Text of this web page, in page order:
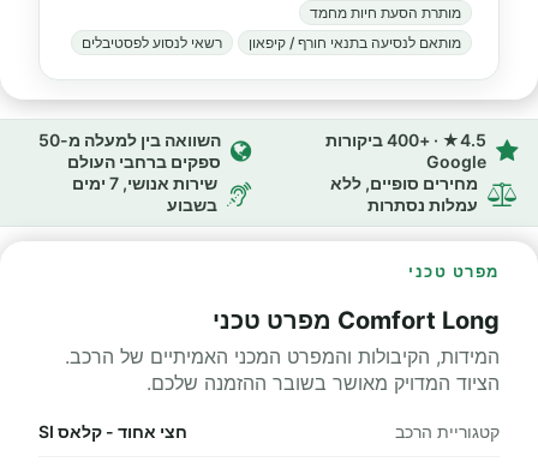
מותרת הסעת חיות מחמד
מותאם לנסיעה בתנאי חורף / קיפאון
רשאי לנסוע לפסטיבלים
4.5★ · +400 ביקורות
Google
השוואה בין למעלה מ-50
ספקים ברחבי העולם
מחירים סופיים, ללא
עמלות נסתרות
שירות אנושי, 7 ימים
בשבוע
מפרט טכני
Comfort Long מפרט טכני
המידות, הקיבולות והמפרט המכני האמיתיים של הרכב.
הציוד המדויק מאושר בשובר ההזמנה שלכם.
קטגוריית הרכב חצי אחוד - קלאס SI